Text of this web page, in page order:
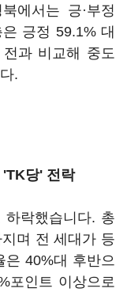
에서는 긍·부정
긍정 59.1% 대
과 비교해 중도
.
당' 전락
락했습니다. 총
며 전 세대가 등
은 40%대 후반으
포인트 이상으로